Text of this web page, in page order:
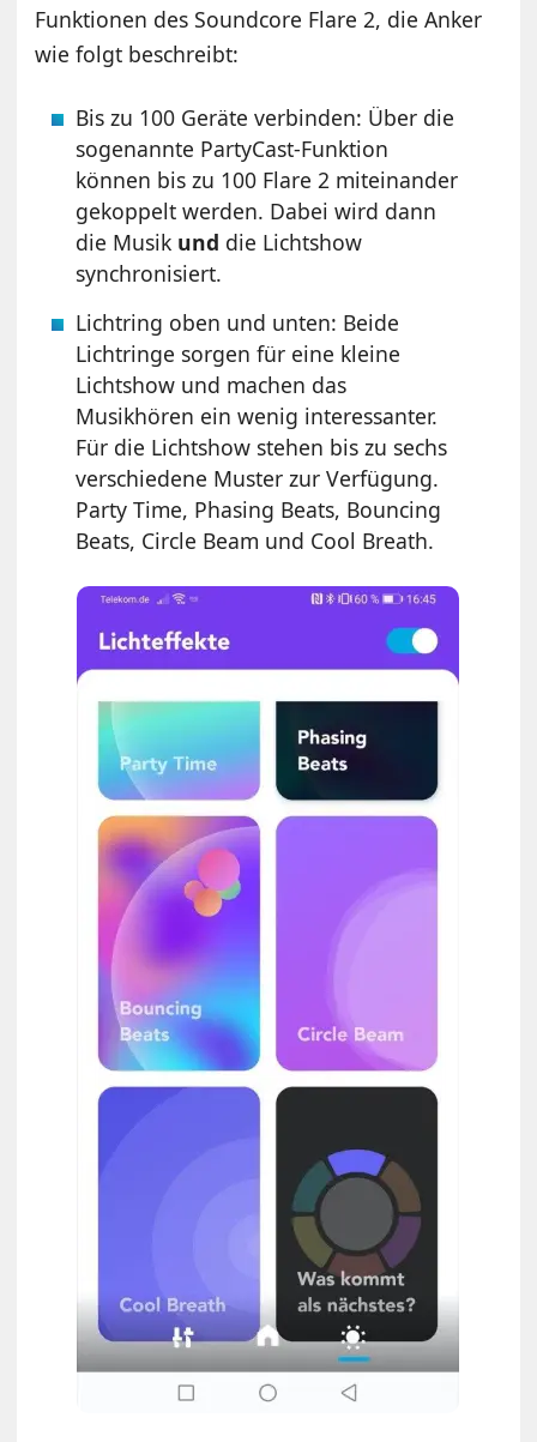
Funktionen des Soundcore Flare 2, die Anker
wie folgt beschreibt:
Bis zu 100 Geräte verbinden: Über die
sogenannte PartyCast-Funktion
können bis zu 100 Flare 2 miteinander
gekoppelt werden. Dabei wird dann
die Musik und die Lichtshow
synchronisiert.
Lichtring oben und unten: Beide
Lichtringe sorgen für eine kleine
Lichtshow und machen das
Musikhören ein wenig interessanter.
Für die Lichtshow stehen bis zu sechs
verschiedene Muster zur Verfügung.
Party Time, Phasing Beats, Bouncing
Beats, Circle Beam und Cool Breath.